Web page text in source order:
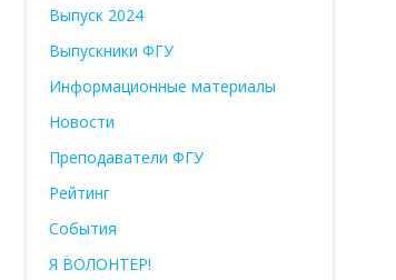
Выпуск 2024
Выпускники ФГУ
Информационные материалы
Новости
Преподаватели ФГУ
Рейтинг
События
Я ВОЛОНТЕР!